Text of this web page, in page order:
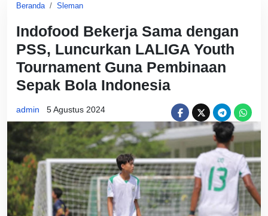
Beranda Sleman
Indofood Bekerja Sama dengan
PSS, Luncurkan LALIGA Youth
Tournament Guna Pembinaan
Sepak Bola Indonesia
admin 5 Agustus 2024